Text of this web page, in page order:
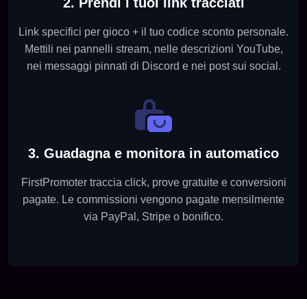
Link specifici per gioco + il tuo codice sconto personale.
Mettili nei pannelli stream, nelle descrizioni YouTube,
nei messaggi pinnati di Discord e nei post sui social.
3. Guadagna e monitora in automatico
FirstPromoter traccia click, prove gratuite e conversioni
pagate. Le commissioni vengono pagate mensilmente
via PayPal, Stripe o bonifico.